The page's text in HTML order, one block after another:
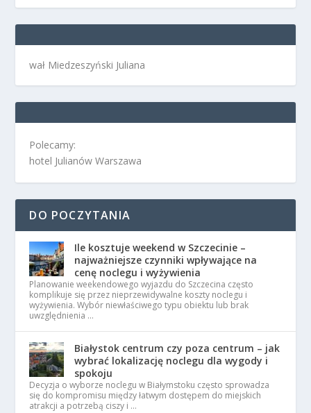
wał Miedzeszyński Juliana
Polecamy:
hotel Julianów Warszawa
DO POCZYTANIA
Ile kosztuje weekend w Szczecinie –
najważniejsze czynniki wpływające na
cenę noclegu i wyżywienia
Planowanie weekendowego wyjazdu do Szczecina często
komplikuje się przez nieprzewidywalne koszty noclegu i
wyżywienia. Wybór niewłaściwego typu obiektu lub brak
uwzględnienia …
Białystok centrum czy poza centrum – jak
wybrać lokalizację noclegu dla wygody i
spokoju
Decyzja o wyborze noclegu w Białymstoku często sprowadza
się do kompromisu między łatwym dostępem do miejskich
atrakcji a potrzebą ciszy i …